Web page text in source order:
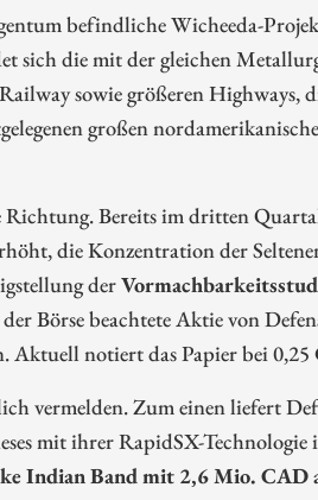
befindliche Wicheeda-
sich die mit der gleichen
sowie größeren Highways,
großen
Bereits im dritten
die Konzentration der
der
Börse beachtete Aktie von
Aktuell notiert das Papier bei
vermelden. Zum einen liefert
mit ihrer RapidSX-Technologie
Indian Band mit 2,6 Mio. CAD